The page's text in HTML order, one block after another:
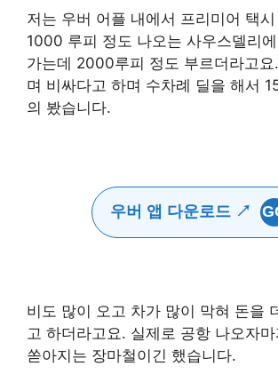
저는 우버 어플 내에서 프리미어 택
1000 루피 정도 나오는 사우스델리
가는데 2000루피 정도 부르더라고
며 비싸다고 하며 수차례 딜을 해서
의 봤습니다.
우버 앱 다운로드 ↗
비도 많이 오고 차가 많이 막혀 돈을
고 하더라고요. 실제로 공항 나오자
쏟아지는 장마철이긴 했습니다.